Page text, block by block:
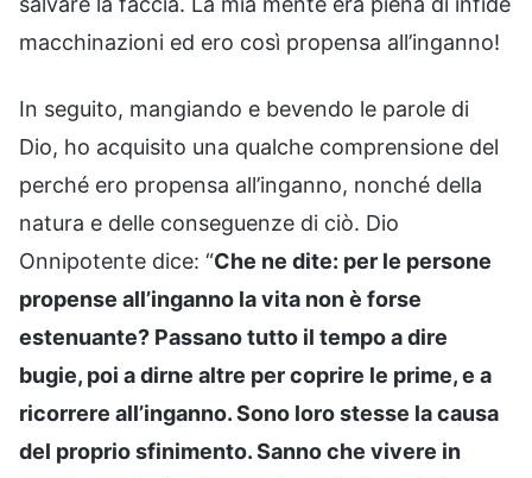
macchinazioni ed ero così propensa all’inganno!
In seguito, mangiando e bevendo le parole di
Dio, ho acquisito una qualche comprensione del
perché ero propensa all’inganno, nonché della
natura e delle conseguenze di ciò. Dio
Onnipotente dice: “Che ne dite: per le persone
propense all’inganno la vita non è forse
estenuante? Passano tutto il tempo a dire
bugie, poi a dirne altre per coprire le prime, e a
ricorrere all’inganno. Sono loro stesse la causa
del proprio sfinimento. Sanno che vivere in